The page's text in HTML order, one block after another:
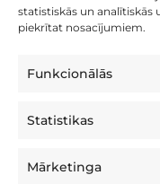
statistiskās un analītiskās
piekrītat nosacījumiem.
Funkcionālās
Statistikas
Mārketinga
par tās patiesumu.